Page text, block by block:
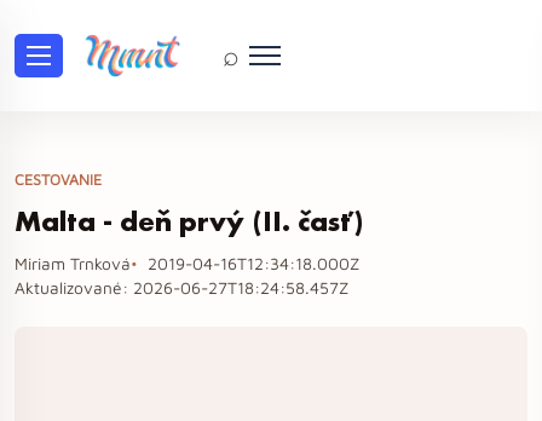
⌕
CESTOVANIE
Malta - deň prvý (II. časť)
Miriam Trnková
2019-04-16T12:34:18.000Z
Aktualizované: 2026-06-27T18:24:58.457Z